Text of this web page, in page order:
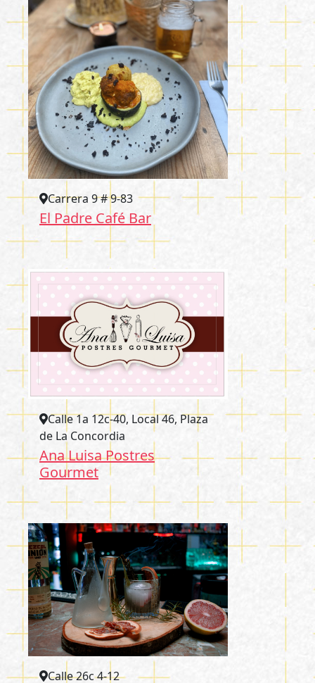
Carrera 9 # 9-83
El Padre Café Bar
Calle 1a 12c-40, Local 46, Plaza
de La Concordia
Ana Luisa Postres
Gourmet
Calle 26c 4-12